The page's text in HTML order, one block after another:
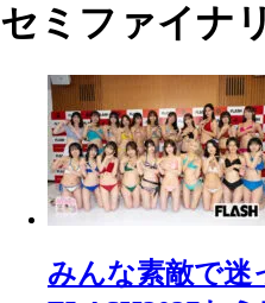
セミファイナ
みんな素敵で